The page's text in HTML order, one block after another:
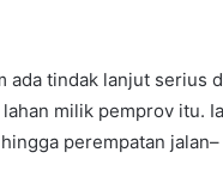
ada tindak lanjut serius
milik pemprov itu.
perempatan